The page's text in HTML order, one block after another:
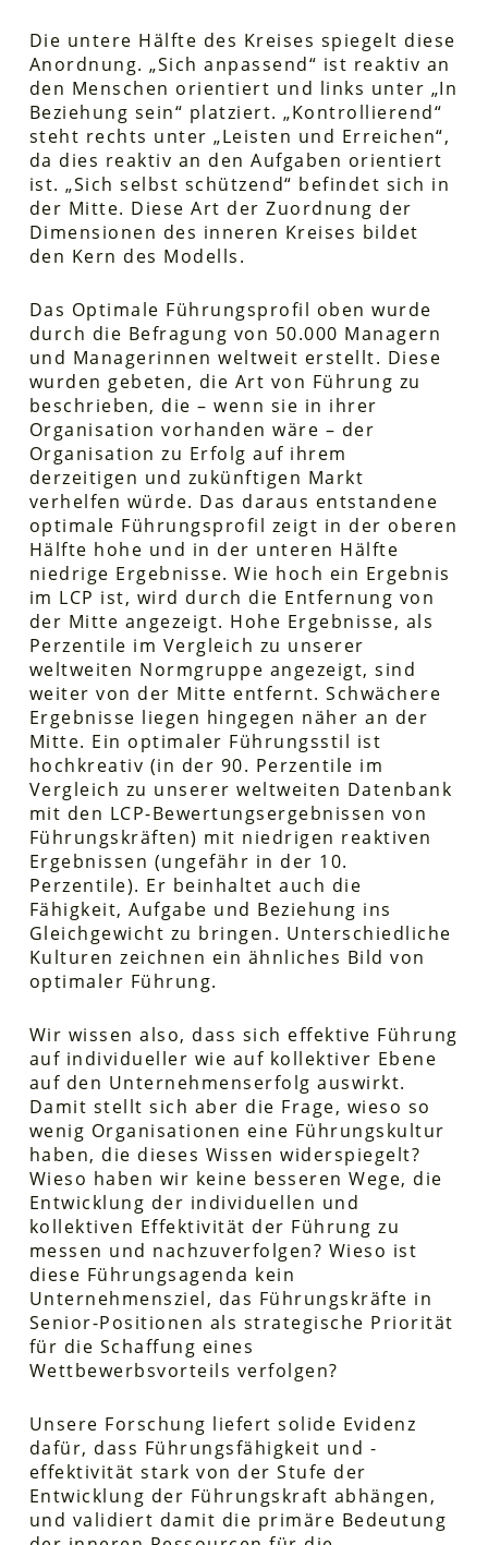
Die untere Hälfte des Kreises spiegelt diese
Anordnung. „Sich anpassend“ ist reaktiv an
den Menschen orientiert und links unter „In
Beziehung sein“ platziert. „Kontrollierend“
steht rechts unter „Leisten und Erreichen“,
da dies reaktiv an den Aufgaben orientiert
ist. „Sich selbst schützend“ befindet sich in
der Mitte. Diese Art der Zuordnung der
Dimensionen des inneren Kreises bildet
den Kern des Modells.
Das Optimale Führungsprofil oben wurde
durch die Befragung von 50.000 Managern
und Managerinnen weltweit erstellt. Diese
wurden gebeten, die Art von Führung zu
beschrieben, die – wenn sie in ihrer
Organisation vorhanden wäre – der
Organisation zu Erfolg auf ihrem
derzeitigen und zukünftigen Markt
verhelfen würde. Das daraus entstandene
optimale Führungsprofil zeigt in der oberen
Hälfte hohe und in der unteren Hälfte
niedrige Ergebnisse. Wie hoch ein Ergebnis
im LCP ist, wird durch die Entfernung von
der Mitte angezeigt. Hohe Ergebnisse, als
Perzentile im Vergleich zu unserer
weltweiten Normgruppe angezeigt, sind
weiter von der Mitte entfernt. Schwächere
Ergebnisse liegen hingegen näher an der
Mitte. Ein optimaler Führungsstil ist
hochkreativ (in der 90. Perzentile im
Vergleich zu unserer weltweiten Datenbank
mit den LCP-Bewertungsergebnissen von
Führungskräften) mit niedrigen reaktiven
Ergebnissen (ungefähr in der 10.
Perzentile). Er beinhaltet auch die
Fähigkeit, Aufgabe und Beziehung ins
Gleichgewicht zu bringen. Unterschiedliche
Kulturen zeichnen ein ähnliches Bild von
optimaler Führung.
Wir wissen also, dass sich effektive Führung
auf individueller wie auf kollektiver Ebene
auf den Unternehmenserfolg auswirkt.
Damit stellt sich aber die Frage, wieso so
wenig Organisationen eine Führungskultur
haben, die dieses Wissen widerspiegelt?
Wieso haben wir keine besseren Wege, die
Entwicklung der individuellen und
kollektiven Effektivität der Führung zu
messen und nachzuverfolgen? Wieso ist
diese Führungsagenda kein
Unternehmensziel, das Führungskräfte in
Senior-Positionen als strategische Priorität
für die Schaffung eines
Wettbewerbsvorteils verfolgen?
Unsere Forschung liefert solide Evidenz
dafür, dass Führungsfähigkeit und -
effektivität stark von der Stufe der
Entwicklung der Führungskraft abhängen,
und validiert damit die primäre Bedeutung